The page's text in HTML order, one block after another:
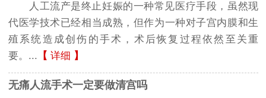
人工流产是终止妊娠的一种常见医疗手段，虽然现
代医学技术已经相当成熟，但作为一种对子宫内膜和生
殖系统造成创伤的手术，术后恢复过程依然至关重
要。... 【 详细 】
无痛人流手术一定要做清宫吗